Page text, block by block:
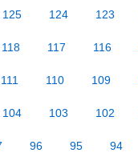
125 124 123
118 117 116
111 110 109
104 103 102
96 95 94